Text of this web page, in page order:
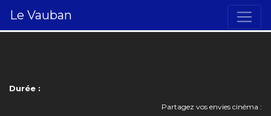
Le Vauban
Durée :
Partagez vos envies cinéma :